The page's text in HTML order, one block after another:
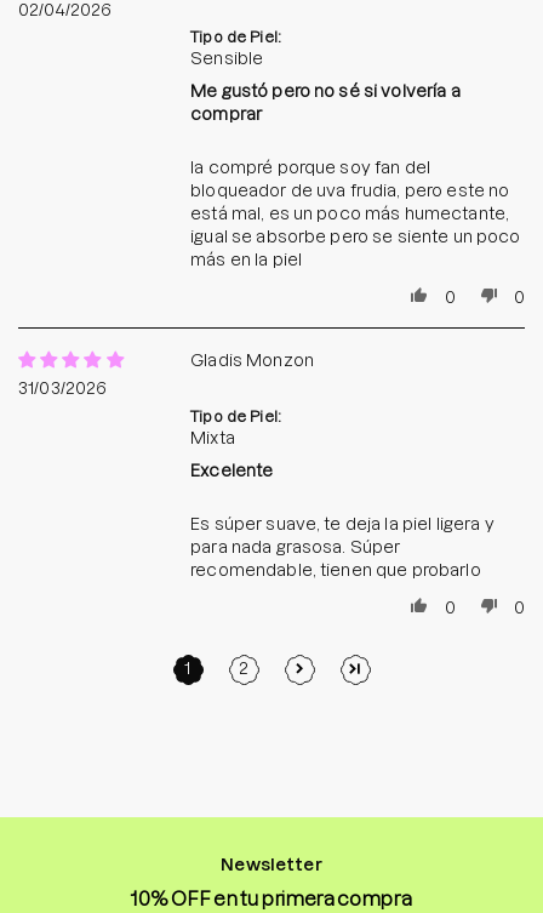
02/04/2026
Tipo de Piel:
Sensible
Me gustó pero no sé si volvería a
comprar
la compré porque soy fan del
bloqueador de uva frudia, pero este no
está mal, es un poco más humectante,
igual se absorbe pero se siente un poco
más en la piel
0
0
31/03/2026
Gladis Monzon
Tipo de Piel:
Mixta
Excelente
Es súper suave, te deja la piel ligera y
para nada grasosa. Súper
recomendable, tienen que probarlo
0
0
1 2
Newsletter
10% OFF en tu primera compra